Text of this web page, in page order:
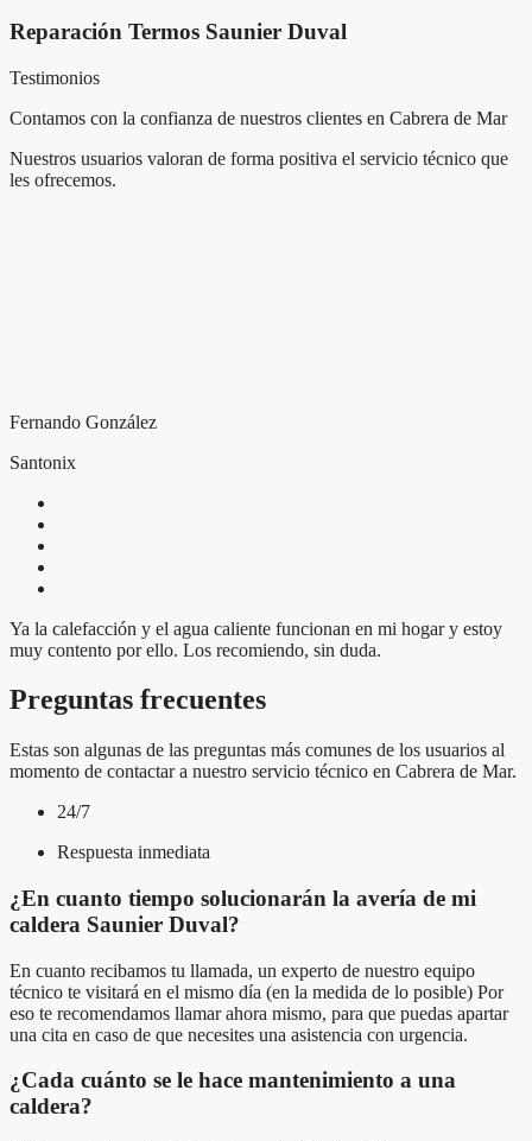
Reparación Termos Saunier Duval
Testimonios
Contamos con la confianza de nuestros clientes en Cabrera de Mar
Nuestros usuarios valoran de forma positiva el servicio técnico que
les ofrecemos.
Fernando González
Santonix
Ya la calefacción y el agua caliente funcionan en mi hogar y estoy
muy contento por ello. Los recomiendo, sin duda.
Preguntas frecuentes
Estas son algunas de las preguntas más comunes de los usuarios al
momento de contactar a nuestro servicio técnico en Cabrera de Mar.
24/7
Respuesta inmediata
¿En cuanto tiempo solucionarán la avería de mi
caldera Saunier Duval?
En cuanto recibamos tu llamada, un experto de nuestro equipo
técnico te visitará en el mismo día (en la medida de lo posible) Por
eso te recomendamos llamar ahora mismo, para que puedas apartar
una cita en caso de que necesites una asistencia con urgencia.
¿Cada cuánto se le hace mantenimiento a una
caldera?